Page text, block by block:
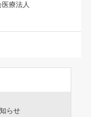
療法人
らせ